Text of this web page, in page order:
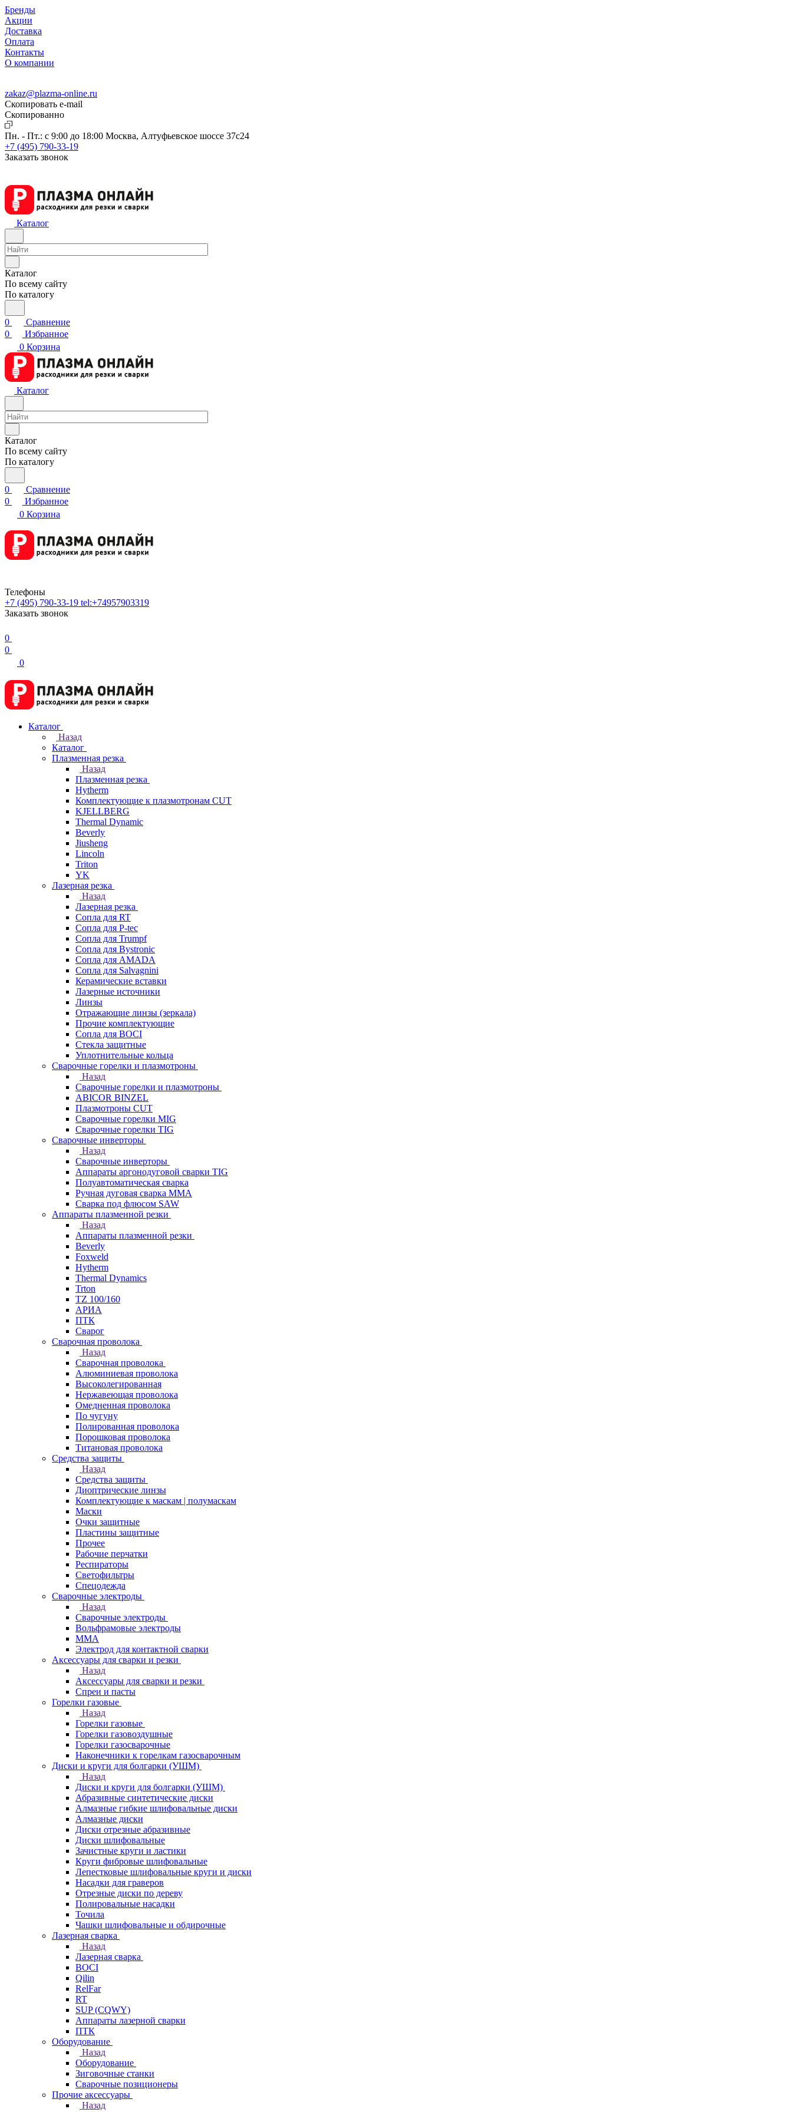
Бренды
Акции
Доставка
Оплата
Контакты
О компании
zakaz@plazma-online.ru
Скопировать e-mail
Cкопированно
Пн. - Пт.: с 9:00 до 18:00 Москва, Алтуфьевское шоссе 37с24
+7 (495) 790-33-19
Заказать звонок
Каталог
Каталог
По всему сайту
По каталогу
0
Сравнение
0
Избранное
0 Корзина
Каталог
Каталог
По всему сайту
По каталогу
0
Сравнение
0
Избранное
0 Корзина
Телефоны
+7 (495) 790-33-19 tel:+74957903319
Заказать звонок
0
0
0
Каталог
Назад
Каталог
Плазменная резка
Назад
Плазменная резка
Hytherm
Комплектующие к плазмотронам CUT
KJELLBERG
Thermal Dynamic
Beverly
Jiusheng
Lincoln
Triton
YK
Лазерная резка
Назад
Лазерная резка
Сопла для RT
Сопла для P-tec
Сопла для Trumpf
Сопла для Bystronic
Сопла для AMADA
Сопла для Salvagnini
Керамические вставки
Лазерные источники
Линзы
Отражающие линзы (зеркала)
Прочие комплектующие
Сопла для BOCI
Стекла защитные
Уплотнительные кольца
Сварочные горелки и плазмотроны
Назад
Сварочные горелки и плазмотроны
ABICOR BINZEL
Плазмотроны CUT
Сварочные горелки MIG
Сварочные горелки TIG
Сварочные инверторы
Назад
Сварочные инверторы
Аппараты аргонодуговой сварки TIG
Полуавтоматическая сварка
Ручная дуговая сварка MMA
Сварка под флюсом SAW
Аппараты плазменной резки
Назад
Аппараты плазменной резки
Beverly
Foxweld
Hytherm
Thermal Dynamics
Trton
TZ 100/160
АРИА
ПТК
Сварог
Сварочная проволока
Назад
Сварочная проволока
Алюминиевая проволока
Высоколегированная
Нержавеющая проволока
Омедненная проволока
По чугуну
Полированная проволока
Порошковая проволока
Титановая проволока
Средства защиты
Назад
Средства защиты
Диоптрические линзы
Комплектующие к маскам | полумаскам
Маски
Очки защитные
Пластины защитные
Прочее
Рабочие перчатки
Респираторы
Светофильтры
Спецодежда
Сварочные электроды
Назад
Сварочные электроды
Вольфрамовые электроды
ММА
Электрод для контактной сварки
Аксессуары для сварки и резки
Назад
Аксессуары для сварки и резки
Спреи и пасты
Горелки газовые
Назад
Горелки газовые
Горелки газовоздушные
Горелки газосварочные
Наконечники к горелкам газосварочным
Диски и круги для болгарки (УШМ)
Назад
Диски и круги для болгарки (УШМ)
Абразивные синтетические диски
Алмазные гибкие шлифовальные диски
Алмазные диски
Диски отрезные абразивные
Диски шлифовальные
Зачистные круги и ластики
Круги фибровые шлифовальные
Лепестковые шлифовальные круги и диски
Насадки для граверов
Отрезные диски по дереву
Полировальные насадки
Точила
Чашки шлифовальные и обдирочные
Лазерная сварка
Назад
Лазерная сварка
BOCI
Qilin
RelFar
RT
SUP (CQWY)
Аппараты лазерной сварки
ПТК
Оборудование
Назад
Оборудование
Зиговочные станки
Сварочные позиционеры
Прочие аксессуары
Назад